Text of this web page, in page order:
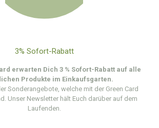
3% Sofort-Rabatt
erwarten Dich 3 % Sofort-Rabatt auf alle
Produkte im Einkaufsgarten.
Sonderangebote, welche mit der Green Card
Unser Newsletter hält Euch darüber auf dem
Laufenden.